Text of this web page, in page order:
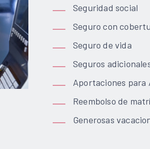
Seguridad social
Seguro con
Seguro de vida
Seguros
Aportaciones para
Reembolso de
Generosas